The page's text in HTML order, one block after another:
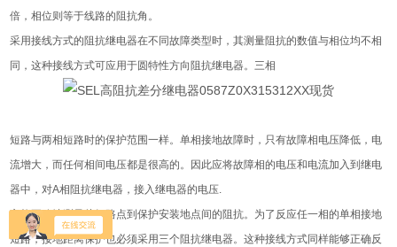
倍，相位则等于线路的阻抗角。
采用接线方式的阻抗继电器在不同故障类型时，其测量阻抗的数值与相位均不相
同，这种接线方式可应用于圆特性方向阻抗继电器。三相
短路与两相短路时的保护范围一样。单相接地故障时，只有故障相电压降低，电
流增大，而任何相间电压都是很高的。因此应将故障相的电压和电流加入到继电
器中，对A相阻抗继电器，接入继电器的电压.
它能正确地测量从短路点到保护安装地点间的阻抗。为了反应任一相的单相接地
短路，接地距离保护也必须采用三个阻抗继电器。这种接线方式同样能够正确反